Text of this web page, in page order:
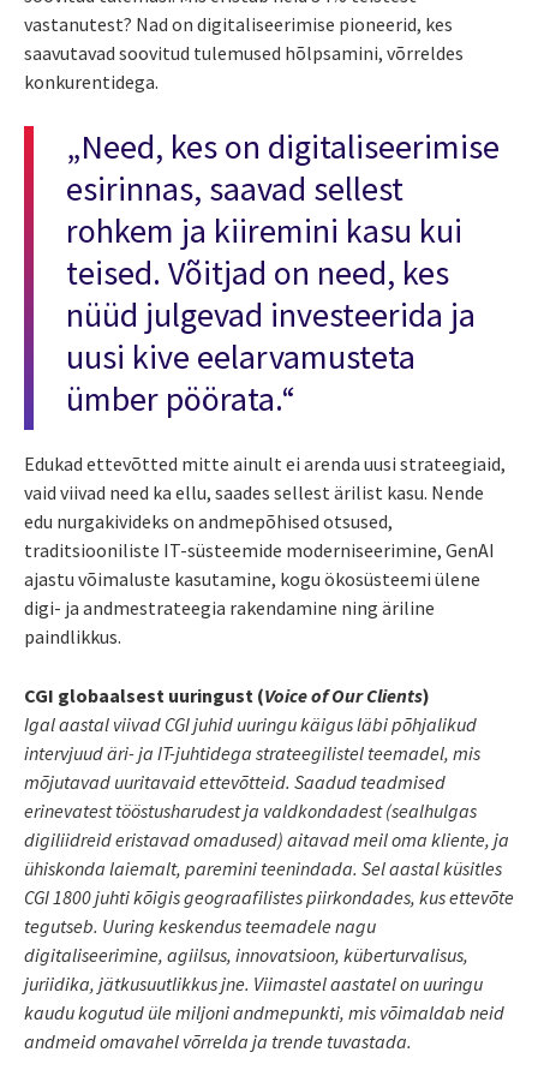
vastanutest? Nad on digitaliseerimise pioneerid, kes
saavutavad soovitud tulemused hõlpsamini, võrreldes
konkurentidega.
„Need, kes on digitaliseerimise
esirinnas, saavad sellest
rohkem ja kiiremini kasu kui
teised. Võitjad on need, kes
nüüd julgevad investeerida ja
uusi kive eelarvamusteta
ümber pöörata.“
Edukad ettevõtted mitte ainult ei arenda uusi strateegiaid,
vaid viivad need ka ellu, saades sellest ärilist kasu. Nende
edu nurgakivideks on andmepõhised otsused,
traditsiooniliste IT-süsteemide moderniseerimine, GenAI
ajastu võimaluste kasutamine, kogu ökosüsteemi ülene
digi- ja andmestrateegia rakendamine ning äriline
paindlikkus.
CGI globaalsest uuringust (Voice of Our Clients)
Igal aastal viivad CGI juhid uuringu käigus läbi põhjalikud
intervjuud äri- ja IT-juhtidega strateegilistel teemadel, mis
mõjutavad uuritavaid ettevõtteid. Saadud teadmised
erinevatest tööstusharudest ja valdkondadest (sealhulgas
digiliidreid eristavad omadused) aitavad meil oma kliente, ja
ühiskonda laiemalt, paremini teenindada. Sel aastal küsitles
CGI 1800 juhti kõigis geograafilistes piirkondades, kus ettevõte
tegutseb. Uuring keskendus teemadele nagu
digitaliseerimine, agiilsus, innovatsioon, küberturvalisus,
juriidika, jätkusuutlikkus jne. Viimastel aastatel on uuringu
kaudu kogutud üle miljoni andmepunkti, mis võimaldab neid
andmeid omavahel võrrelda ja trende tuvastada.